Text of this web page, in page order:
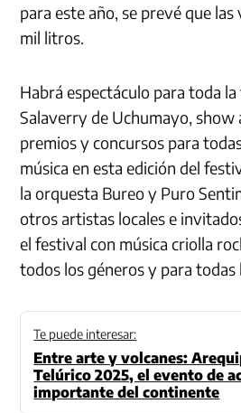
para este año, se prevé que
mil litros.
Habrá espectáculo para toda la
Salaverry de Uchumayo, show
premios y concursos para
música en esta edición del
la orquesta Bureo y Puro
otros artistas locales e
el festival con música criolla
todos los géneros y para todas
Te puede interesar:
Entre arte y volcanes:
Telúrico 2025, el evento de
importante del continente